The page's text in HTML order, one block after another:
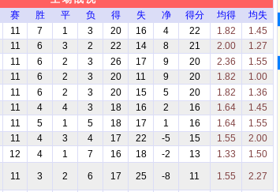
赛
胜 平 负 得 失 净 得分 均得
均失
11 7 1 3 20 16 4 22 1.82
1.45
11 6 3 2 22 14 8 21 2.00
1.27
11 6 2 3 26 17 9 20 2.36
1.55
11 6 2 3 20 11 9 20 1.82
1.00
11 6 2 3 20 15 5 20 1.82
1.36
11 4 4 3 18 16 2 16 1.64
1.45
11 5 1 5 18 17 1 16 1.64
1.55
11 4 3 4 17 22 -5 15 1.55
2.00
12 4 1 7 16 18 -2 13 1.33
1.50
11 3 2 6 17 25 -8 11 1.55
2.27